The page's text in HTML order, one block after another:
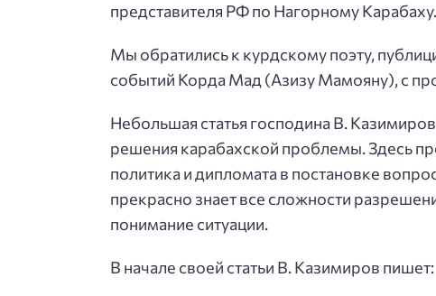
представителя РФ по Нагорному Карабаху.
Мы обратились к курдскому поэту,
событий Корда Мад (Азизу Мамояну), с
Небольшая статья господина В.
решения карабахской проблемы. Здесь
политика и дипломата в постановке
прекрасно знает все сложности
понимание ситуации.
В начале своей статьи В. Казимиров пишет: